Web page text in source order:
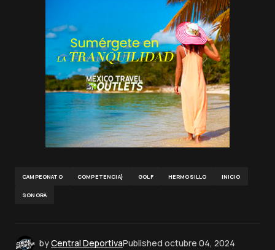
CAMPEONATO COMPETENCIA} GOLF HERMOSILLO INICIO
SONORA
byCentral DeportivaPublished octubre 04, 2024